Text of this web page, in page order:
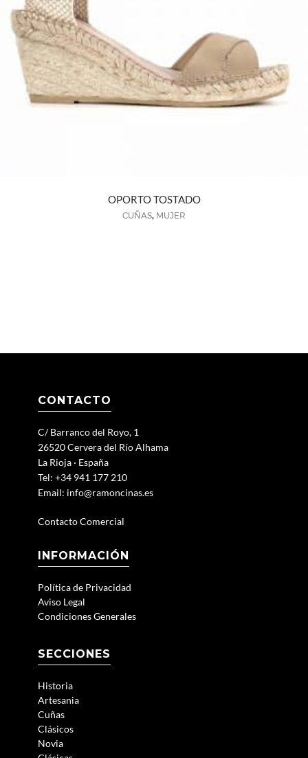
OPORTO TOSTADO
CUÑAS, MUJER
CONTACTO
C/ Barranco del Royo, 1
26520 Cervera del Río Alhama
La Rioja · España
Tel: +34 941 177 210
Email: info@ramoncinas.es
Contacto Comercial
INFORMACIÓN
Política de Privacidad
Aviso Legal
Condiciones Generales
SECCIONES
Historia
Artesania
Cuñas
Clásicos
Novia